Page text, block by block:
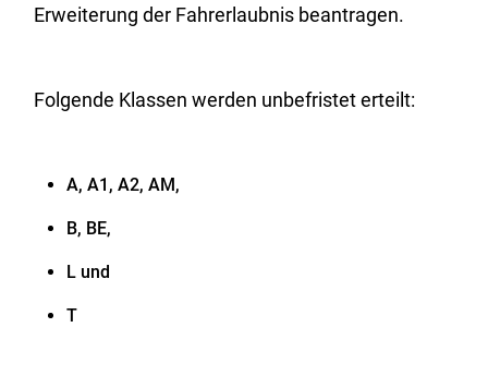
Erweiterung der Fahrerlaubnis beantragen.
Folgende Klassen werden unbefristet erteilt:
A, A1, A2, AM,
B, BE,
L und
T